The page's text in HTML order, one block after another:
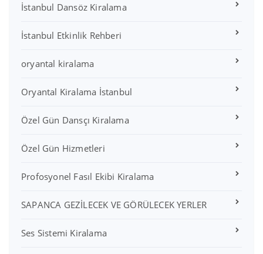
İstanbul Dansöz Kiralama
İstanbul Etkinlik Rehberi
oryantal kiralama
Oryantal Kiralama İstanbul
Özel Gün Dansçı Kiralama
Özel Gün Hizmetleri
Profosyonel Fasıl Ekibi Kiralama
SAPANCA GEZİLECEK VE GÖRÜLECEK YERLER
Ses Sistemi Kiralama